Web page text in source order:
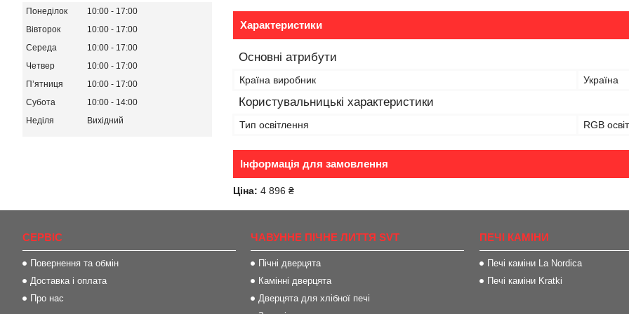
Характеристики
Основні атрибути
Країна виробник Україна
Користувальницькі характеристики
Тип освітлення RGB
Інформація для замовлення
Ціна: 4 896 ₴
Понеділок 10:00
17:00
Вівторок
10:00
17:00
Середа
10:00
17:00
Четвер
10:00
17:00
Пʼятниця
10:00
17:00
Субота
10:00
14:00
Неділя
Вихідний
СЕРВІС
Повернення та обмін
Доставка і оплата
Про нас
ЧАВУННЕ ПІЧНЕ ЛИТТЯ SVT
Пічні дверцята
Камінні дверцята
Дверцята для хлібної печі
ПЕЧІ КАМІНИ
Печі каміни La Nordica
Печі каміни Kratki